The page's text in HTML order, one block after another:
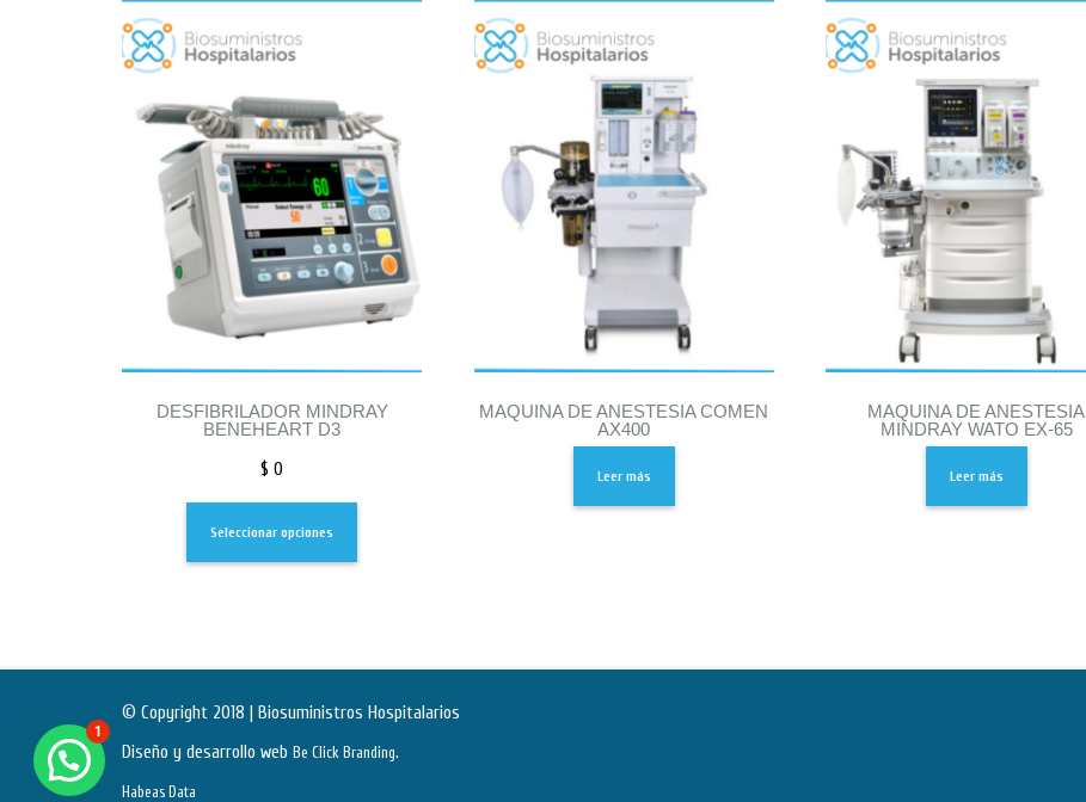
DESFIBRILADOR MINDRAY
BENEHEART D3
$ 0
Seleccionar opciones
MAQUINA DE ANESTESIA COMEN
AX400
Leer más
MAQUINA DE ANESTESIA
MINDRAY WATO EX-65
Leer más
© Copyright 2018 | Biosuministros Hospitalarios
Diseño y desarrollo web Be Click Branding.
Habeas Data
1